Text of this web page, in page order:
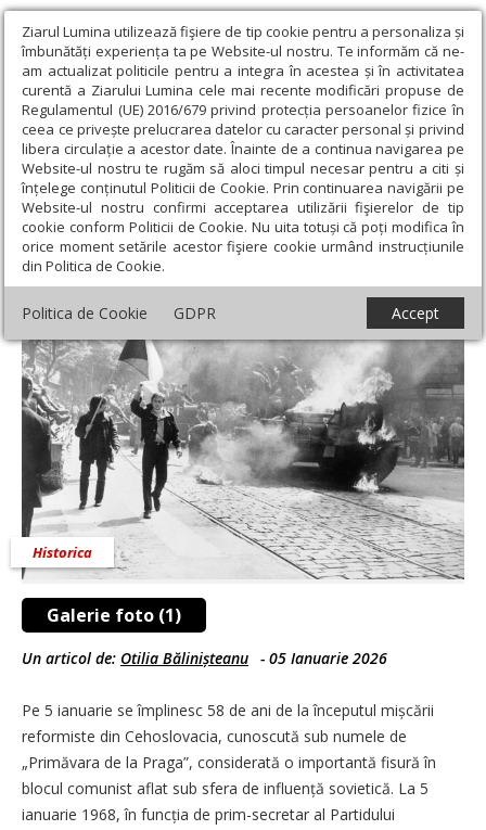
Ziarul Lumina utilizează fişiere de tip cookie pentru a personaliza și
îmbunătăți experiența ta pe Website-ul nostru. Te informăm că ne-
am actualizat politicile pentru a integra în acestea și în activitatea
curentă a Ziarului Lumina cele mai recente modificări propuse de
Regulamentul (UE) 2016/679 privind protecția persoanelor fizice în
ceea ce privește prelucrarea datelor cu caracter personal și privind
libera circulație a acestor date. Înainte de a continua navigarea pe
Website-ul nostru te rugăm să aloci timpul necesar pentru a citi și
înțelege conținutul Politicii de Cookie. Prin continuarea navigării pe
Website-ul nostru confirmi acceptarea utilizării fişierelor de tip
cookie conform Politicii de Cookie. Nu uita totuși că poți modifica în
orice moment setările acestor fişiere cookie urmând instrucțiunile
din Politica de Cookie.
Politica de Cookie GDPR Accept
Ziarul Lumina › Societate › Historica › 58 de ani de la
„Primăvara pragheză”
58 de ani de la „Primăvara pragheză”
Galerie foto (1)
Historica
Un articol de: Otilia Bălinișteanu - 05 Ianuarie 2026
Pe 5 ianuarie se împlinesc 58 de ani de la începutul mișcării
reformiste din Cehoslovacia, cunoscută sub numele de
„Primăvara de la Praga”, considerată o importantă fisură în
blocul comunist aflat sub sfera de influență sovietică. La 5
ianuarie 1968, în funcția de prim-secretar al Partidului